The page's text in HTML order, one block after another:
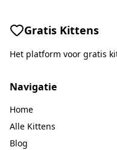
Gratis Kittens
Het platform voor gratis
Navigatie
Home
Alle Kittens
Blog